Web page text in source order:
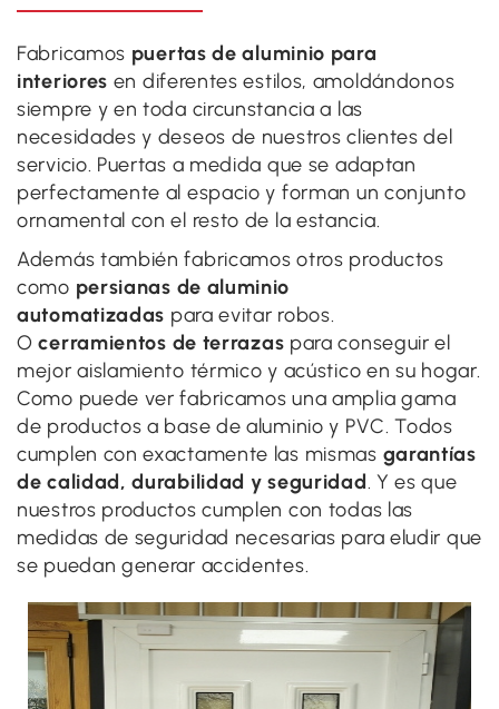
Fabricamos puertas de aluminio para
interiores en diferentes estilos, amoldándonos
siempre y en toda circunstancia a las
necesidades y deseos de nuestros clientes del
servicio. Puertas a medida que se adaptan
perfectamente al espacio y forman un conjunto
ornamental con el resto de la estancia.
Además también fabricamos otros productos
como persianas de aluminio
automatizadas para evitar robos.
Ocerramientos de terrazas para conseguir el
mejor aislamiento térmico y acústico en su hogar.
Como puede ver fabricamos una amplia gama
de productos a base de aluminio y PVC. Todos
cumplen con exactamente las mismas garantías
de calidad, durabilidad y seguridad. Y es que
nuestros productos cumplen con todas las
medidas de seguridad necesarias para eludir que
se puedan generar accidentes.